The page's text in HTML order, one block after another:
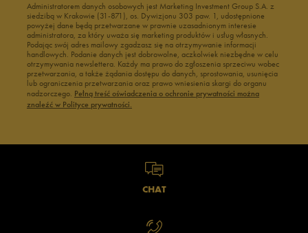
Administratorem danych osobowych jest Marketing Investment Group S.A. z
siedzibą w Krakowie (31-871), os. Dywizjonu 303 paw. 1, udostępnione
powyżej dane będą przetwarzane w prawnie uzasadnionym interesie
administratora, za który uważa się marketing produktów i usług własnych.
Podając swój adres mailowy zgadzasz się na otrzymywanie informacji
handlowych. Podanie danych jest dobrowolne, aczkolwiek niezbędne w celu
otrzymywania newslettera. Każdy ma prawo do zgłoszenia sprzeciwu wobec
przetwarzania, a także żądania dostępu do danych, sprostowania, usunięcia
lub ograniczenia przetwarzania oraz prawo wniesienia skargi do organu
nadzorczego. Pełną treść oświadczenia o ochronie prywatności można
znaleźć w Polityce prywatności.
CHAT